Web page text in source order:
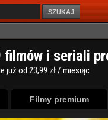
SZUKAJ
Filmy premium